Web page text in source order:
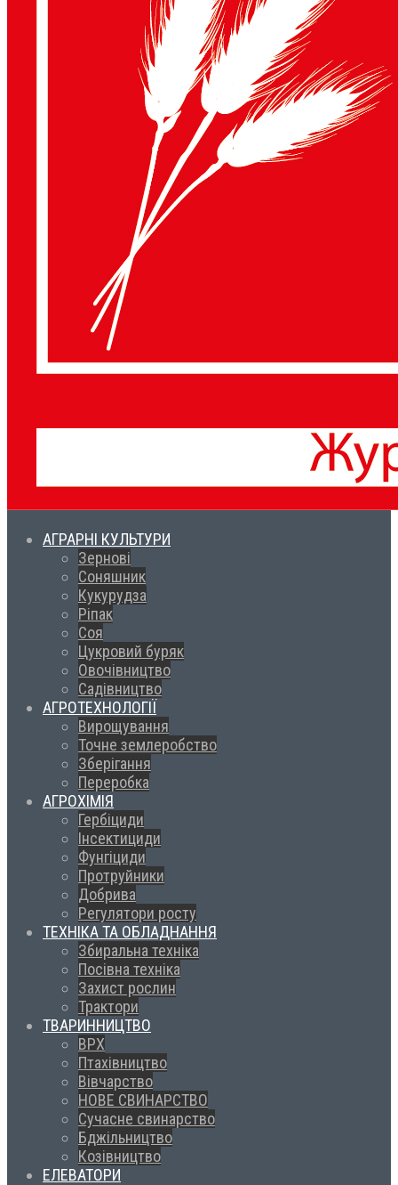
АГРАРНІ КУЛЬТУРИ
Зернові
Соняшник
Кукурудза
Ріпак
Соя
Цукровий буряк
Овочівництво
Садівництво
АГРОТЕХНОЛОГІЇ
Вирощування
Точне землеробство
Зберігання
Переробка
АГРОХІМІЯ
Гербіциди
Інсектициди
Фунгіциди
Протруйники
Добрива
Регулятори росту
ТЕХНІКА ТА ОБЛАДНАННЯ
Збиральна техніка
Посівна техніка
Захист рослин
Трактори
ТВАРИННИЦТВО
ВРХ
Птахівництво
Вівчарство
НОВЕ СВИНАРСТВО
Сучасне свинарство
Бджільництво
Козівництво
ЕЛЕВАТОРИ